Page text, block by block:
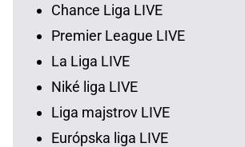
Chance Liga LIVE
Premier League LIVE
La Liga LIVE
Niké liga LIVE
Liga majstrov LIVE
Európska liga LIVE